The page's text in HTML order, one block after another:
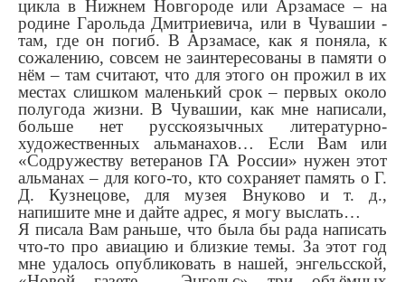
цикла в Нижнем Новгороде или Арзамасе – на
родине Гарольда Дмитриевича, или в Чувашии -
там, где он погиб. В Арзамасе, как я поняла, к
сожалению, совсем не заинтересованы в памяти о
нём – там считают, что для этого он прожил в их
местах слишком маленький срок – первых около
полугода жизни. В Чувашии, как мне написали,
больше нет русскоязычных литературно-
художественных альманахов… Если Вам или
«Содружеству ветеранов ГА России» нужен этот
альманах – для кого-то, кто сохраняет память о Г.
Д. Кузнецове, для музея Внуково и т. д.,
напишите мне и дайте адрес, я могу выслать…
Я писала Вам раньше, что была бы рада написать
что-то про авиацию и близкие темы. За этот год
мне удалось опубликовать в нашей, энгельсской,